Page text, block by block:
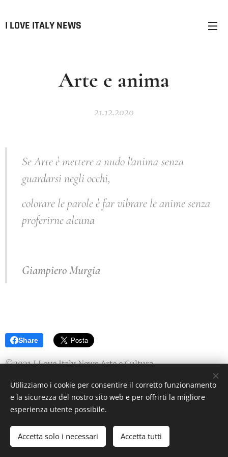
I LOVE ITALY NEWS
Arte e anima
21.12.2020
Se Arte è mettere a nudo l'anima senza
guardarsi negli occhi,
colorare le parole è far vibrare le anime senza
proferirne alcuna
Giampiero Murgia
Share
©2021 I Love Italy News Arte e Cultura
ILoveItaly News Arte e Cultura
informazione artistica e culturale | Tutti i diritti riservati.
Cookies
Utilizziamo i cookie per consentire il corretto funzionamento
e la sicurezza del nostro sito web e per offrirti la migliore
esperienza utente possibile.
Accetta solo i necessari Accetta tutti